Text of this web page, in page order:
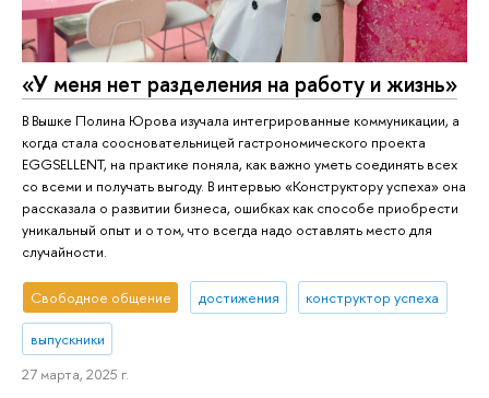
«У меня нет разделения на работу и жизнь»
В Вышке Полина Юрова изучала интегрированные коммуникации, а
когда стала соосновательницей гастрономического проекта
EGGSELLENT, на практике поняла, как важно уметь соединять всех
со всеми и получать выгоду. В интервью «Конструктору успеха» она
рассказала о развитии бизнеса, ошибках как способе приобрести
уникальный опыт и о том, что всегда надо оставлять место для
случайности.
Свободное общение достижения конструктор успеха
выпускники
27 марта, 2025 г.